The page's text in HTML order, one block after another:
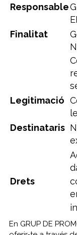
Responsable
Finalitat
Legitimació
Destinataris
Drets
En GRUP DE